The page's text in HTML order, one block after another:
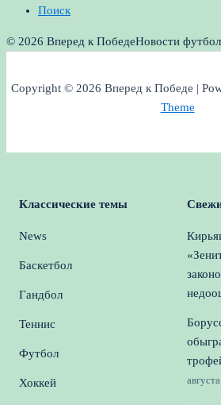
Поиск
© 2026 Вперед к ПобедеНовости
Copyright © 2026 Вперед к Победе |
Theme
Классические темы
News
Баскетбол
Гандбол
Теннис
Футбол
Хоккей